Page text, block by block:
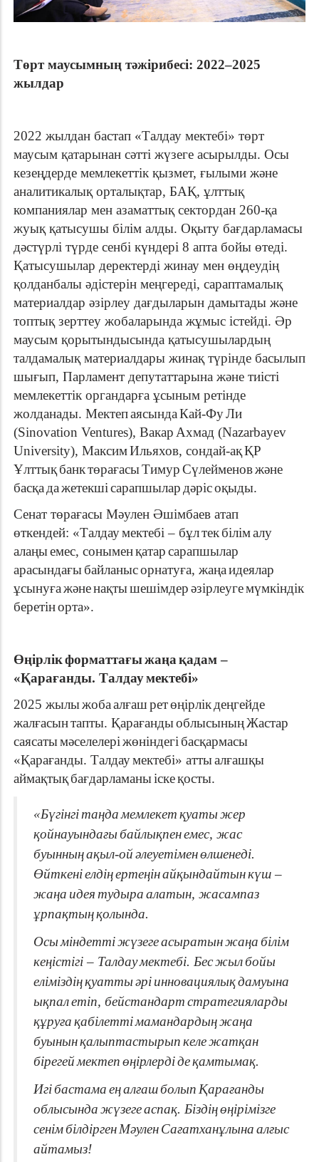
Төрт маусымның тәжірибесі: 2022–2025
жылдар
2022 жылдан бастап «Талдау мектебі» төрт
маусым қатарынан сәтті жүзеге асырылды. Осы
кезеңдерде мемлекеттік қызмет, ғылыми және
аналитикалық орталықтар, БАҚ, ұлттық
компаниялар мен азаматтық сектордан 260-қа
жуық қатысушы білім алды. Оқыту бағдарламасы
дәстүрлі түрде сенбі күндері 8 апта бойы өтеді.
Қатысушылар деректерді жинау мен өңдеудің
қолданбалы әдістерін меңгереді, сараптамалық
материалдар әзірлеу дағдыларын дамытады және
топтық зерттеу жобаларында жұмыс істейді. Әр
маусым қорытындысында қатысушылардың
талдамалық материалдары жинақ түрінде басылып
шығып, Парламент депутаттарына және тиісті
мемлекеттік органдарға ұсыным ретінде
жолданады. МектепаясындаКай-ФуЛи
(Sinovation Ventures), Вакар Ахмад (Nazarbayev
University), МаксимИльяхов, сондай-ақҚР
ҰлттықбанктөрағасыТимурСүлейменовжәне
басқа дажетекшісарапшылар дәрісоқыды.
Сенат төрағасы Мәулен Әшімбаев атап
өткендей: «Талдаумектебі – бұлтекбілімалу
алаңыемес, соныменқатарсарапшылар
арасындағыбайланысорнатуға, жаңаидеялар
ұсынуғажәненақтышешімдерәзірлеугемүмкіндік
беретінорта».
Өңірлікформаттағыжаңақадам–
«Қарағанды. Талдаумектебі»
2025 жылыжобаалғашретөңірлікдеңгейде
жалғасынтапты. ҚарағандыоблысыныңЖастар
саясатымәселелеріжөніндегі басқармасы
«Қарағанды. Талдаумектебі» аттыалғашқы
аймақтықбағдарламаныіскеқосты.
«Бүгінгітаңдамемлекетқуатыжер
қойнауындағыбайлықпенемес, жас
буынныңақыл-ойәлеуетіменөлшенеді.
Өйткеніелдіңертеңінайқындайтынкүш–
жаңа идеятудыраалатын, жасампаз
ұрпақтыңқолында.
Осыміндеттіжүзегеасыратынжаңабілім
кеңістігі– Талдаумектебі. Бесжылбойы
еліміздіңқуаттыәріинновациялықдамуына
ықпалетіп, бейстандартстратегияларды
құруғақабілеттімамандардыңжаңа
буынынқалыптастырыпкележатқан
бірегеймектепөңірлердідеқамтымақ.
ИгібастамаеңалғашболыпҚарағанды
облысындажүзегеаспақ. Біздіңөңірімізге
сенімбілдіргенМәуленСағатханұлынаалғыс
айтамыз!